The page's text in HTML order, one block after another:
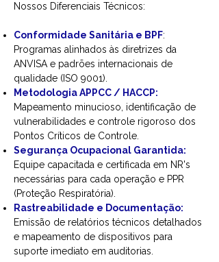
Nossos Diferenciais Técnicos:
Conformidade Sanitária e BPF:
Programas alinhados às diretrizes da
ANVISA e padrões internacionais de
qualidade (ISO 9001).
Metodologia APPCC / HACCP:
Mapeamento minucioso, identificação de
vulnerabilidades e controle rigoroso dos
Pontos Críticos de Controle.
Segurança Ocupacional Garantida:
Equipe capacitada e certificada em NR's
necessárias para cada operação e PPR
(Proteção Respiratória).
Rastreabilidade e Documentação:
Emissão de relatórios técnicos detalhados
e mapeamento de dispositivos para
suporte imediato em auditorias.